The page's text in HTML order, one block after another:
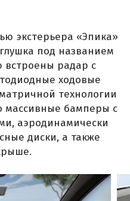
экстерьера «Эпика»
под названием
встроены радар с
ходовые
технологии
массивные бамперы с
аэродинамически
диски, а также